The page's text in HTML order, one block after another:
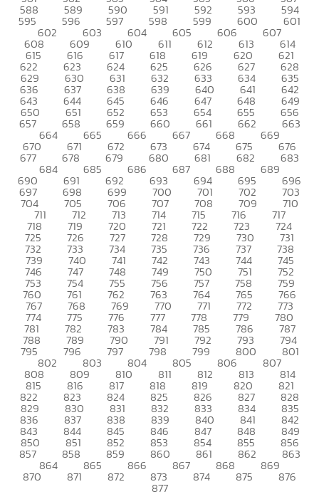
588 589 590 591 592 593 594
595 596 597 598 599 600 601
602 603 604 605 606 607
608 609 610 611 612 613 614
615 616 617 618 619 620 621
622 623 624 625 626 627 628
629 630 631 632 633 634 635
636 637 638 639 640 641 642
643 644 645 646 647 648 649
650 651 652 653 654 655 656
657 658 659 660 661 662 663
664 665 666 667 668 669
670 671 672 673 674 675 676
677 678 679 680 681 682 683
684 685 686 687 688 689
690 691 692 693 694 695 696
697 698 699 700 701 702 703
704 705 706 707 708 709 710
711 712 713 714 715 716 717
718 719 720 721 722 723 724
725 726 727 728 729 730 731
732 733 734 735 736 737 738
739 740 741 742 743 744 745
746 747 748 749 750 751 752
753 754 755 756 757 758 759
760 761 762 763 764 765 766
767 768 769 770 771 772 773
774 775 776 777 778 779 780
781 782 783 784 785 786 787
788 789 790 791 792 793 794
795 796 797 798 799 800 801
802 803 804 805 806 807
808 809 810 811 812 813 814
815 816 817 818 819 820 821
822 823 824 825 826 827 828
829 830 831 832 833 834 835
836 837 838 839 840 841 842
843 844 845 846 847 848 849
850 851 852 853 854 855 856
857 858 859 860 861 862 863
864 865 866 867 868 869
870 871 872 873 874 875 876
877